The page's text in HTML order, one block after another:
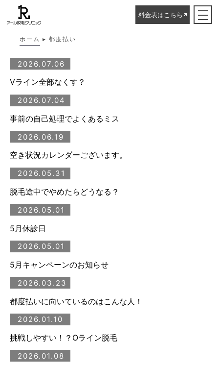
料金表はこちら
都度払い
ホーム ▸ 都度払い
2026.07.06
Vライン全部なくす？
2026.07.04
事前の自己処理でよくあるミス
2026.06.19
空き状況カレンダーございます。
2026.05.31
脱毛途中でやめたらどうなる？
2026.05.01
5月休診日
2026.05.01
5月キャンペーンのお知らせ
2026.03.23
都度払いに向いているのはこんな人！
2026.01.10
挑戦しやすい！？Oライン脱毛
2026.01.08